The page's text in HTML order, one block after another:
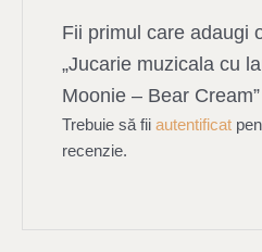
Fii primul care adaugi
„Jucarie muzicala cu
Moonie – Bear Cream”
Trebuie să fiiautentificat
recenzie.